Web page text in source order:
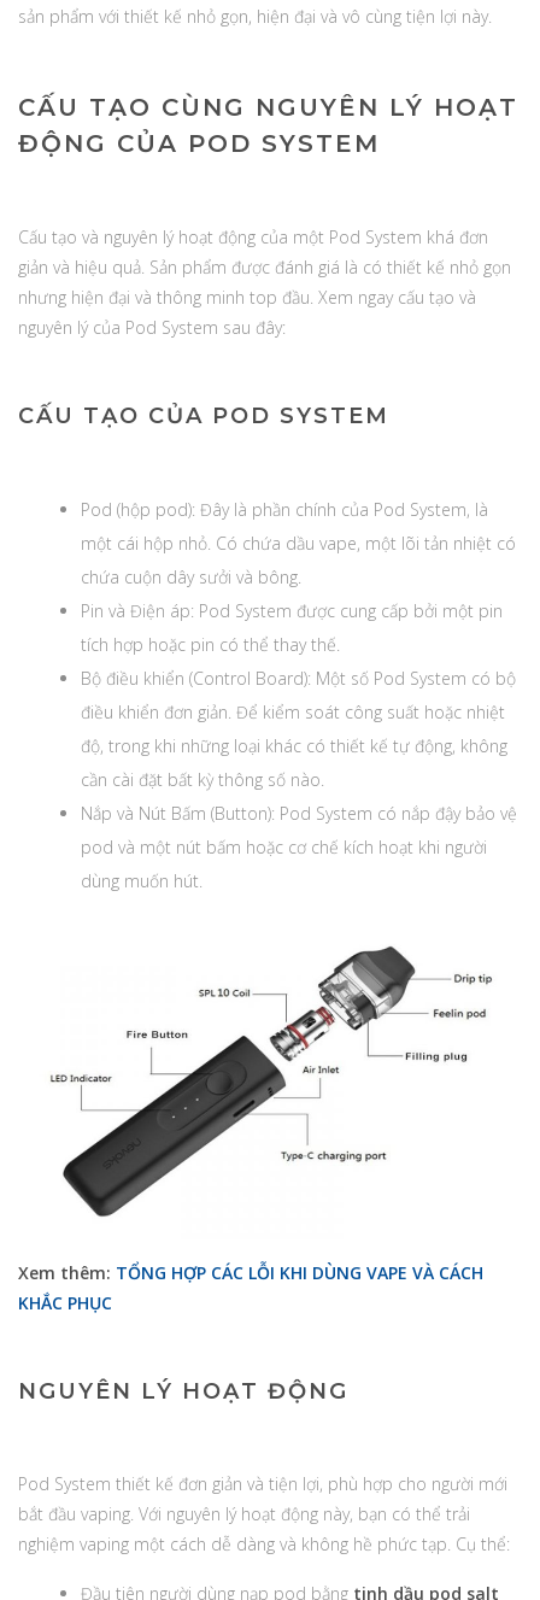
sản phẩm với thiết kế nhỏ gọn, hiện đại và vô cùng tiện lợi này.
CẤU TẠO CÙNG NGUYÊN LÝ HOẠT
ĐỘNG CỦA POD SYSTEM
Cấu tạo và nguyên lý hoạt động của một Pod System khá đơn
giản và hiệu quả. Sản phẩm được đánh giá là có thiết kế nhỏ gọn
nhưng hiện đại và thông minh top đầu. Xem ngay cấu tạo và
nguyên lý của Pod System sau đây:
CẤU TẠO CỦA POD SYSTEM
Pod (hộp pod): Đây là phần chính của Pod System, là
một cái hộp nhỏ. Có chứa dầu vape, một lõi tản nhiệt có
chứa cuộn dây sưởi và bông.
Pin và Điện áp: Pod System được cung cấp bởi một pin
tích hợp hoặc pin có thể thay thế.
Bộ điều khiển (Control Board): Một số Pod System có bộ
điều khiển đơn giản. Để kiểm soát công suất hoặc nhiệt
độ, trong khi những loại khác có thiết kế tự động, không
cần cài đặt bất kỳ thông số nào.
Nắp và Nút Bấm (Button): Pod System có nắp đậy bảo vệ
pod và một nút bấm hoặc cơ chế kích hoạt khi người
dùng muốn hút.
Xem thêm: TỔNG HỢP CÁC LỖI KHI DÙNG VAPE VÀ CÁCH
KHẮC PHỤC
NGUYÊN LÝ HOẠT ĐỘNG
Pod System thiết kế đơn giản và tiện lợi, phù hợp cho người mới
bắt đầu vaping. Với nguyên lý hoạt động này, bạn có thể trải
nghiệm vaping một cách dễ dàng và không hề phức tạp. Cụ thể:
Đầu tiên người dùng nạp pod bằng tinh dầu pod salt